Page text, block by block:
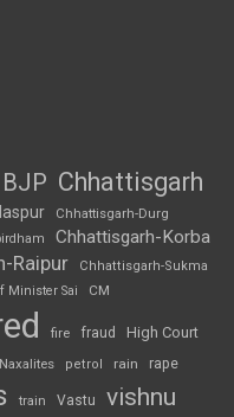
BJP Chhattisgarh
Chhattisgarh-Durg
Chhattisgarh-Korba
Raipur
Chhattisgarh-Sukma
Minister Sai CM
fire fraud High Court
Naxalites petrol rain rape
train Vastu vishnu